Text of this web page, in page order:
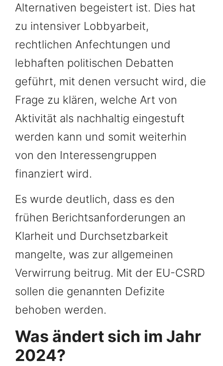
Alternativen begeistert ist. Dies hat
zu intensiver Lobbyarbeit,
rechtlichen Anfechtungen und
lebhaften politischen Debatten
geführt, mit denen versucht wird, die
Frage zu klären, welche Art von
Aktivität als nachhaltig eingestuft
werden kann und somit weiterhin
von den Interessengruppen
finanziert wird.
Es wurde deutlich, dass es den
frühen Berichtsanforderungen an
Klarheit und Durchsetzbarkeit
mangelte, was zur allgemeinen
Verwirrung beitrug. Mit der EU-CSRD
sollen die genannten Defizite
behoben werden.
Was ändert sich im Jahr
2024?